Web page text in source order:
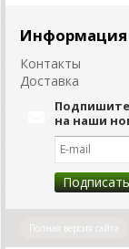
Информация
Контакты
Доставка
на наши
Полная версия сайта